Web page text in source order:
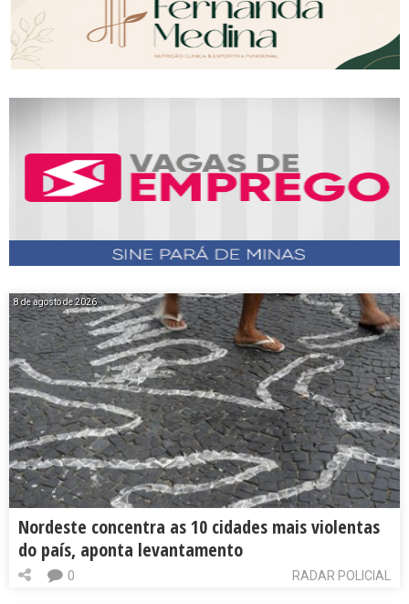
8 de agosto de 2026
Nordeste concentra as 10 cidades mais violentas
do país, aponta levantamento
RADAR POLICIAL
0